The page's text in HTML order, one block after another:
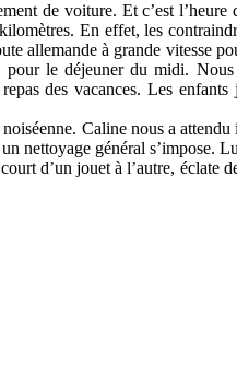
de voiture. Et c’est l’heure
En effet, les
allemande à grande
le déjeuner du midi.
des vacances. Les
Caline nous a
nettoyage général s’impose.
d’un jouet à l’autre, éclate